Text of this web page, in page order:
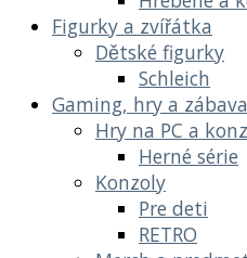
Figurky a zvířátka
Dětské figurky
Schleich
Gaming, hry a zábava
Hry na PC a
Herné série
Konzoly
Pre deti
RETRO